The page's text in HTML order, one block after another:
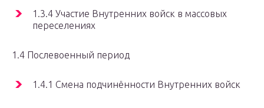
1.3.4 Участие Внутренних войск в массовых
переселениях
1.4 Послевоенный период
1.4.1 Смена подчинённости Внутренних войск